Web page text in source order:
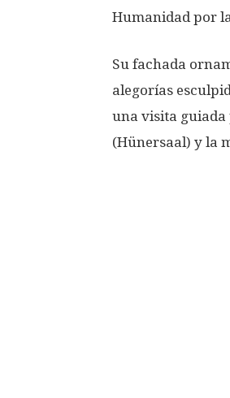
Humanidad por la
Su fachada
alegorías
una visita
(Hünersaal) y la